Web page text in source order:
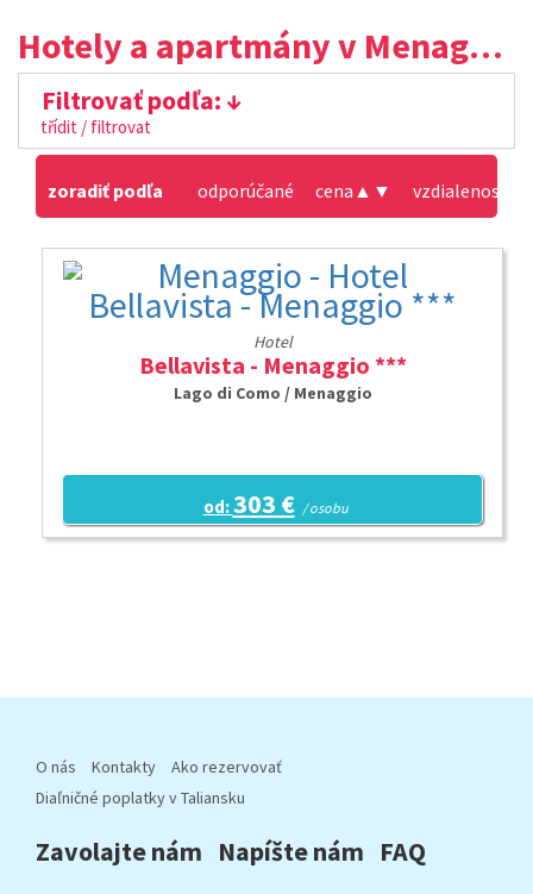
Hotely a apartmány v Menaggio
Filtrovať podľa:
třídit / filtrovat
zoradiť podľa odporúčané cena ▲ ▼ vzdialenosť
Hotel
Bellavista - Menaggio ***
Lago di Como / Menaggio
od:303 € / osobu
O nás Kontakty
Ako rezervovať
Diaľničné poplatky v Taliansku
Zavolajte nám Napíšte nám FAQ